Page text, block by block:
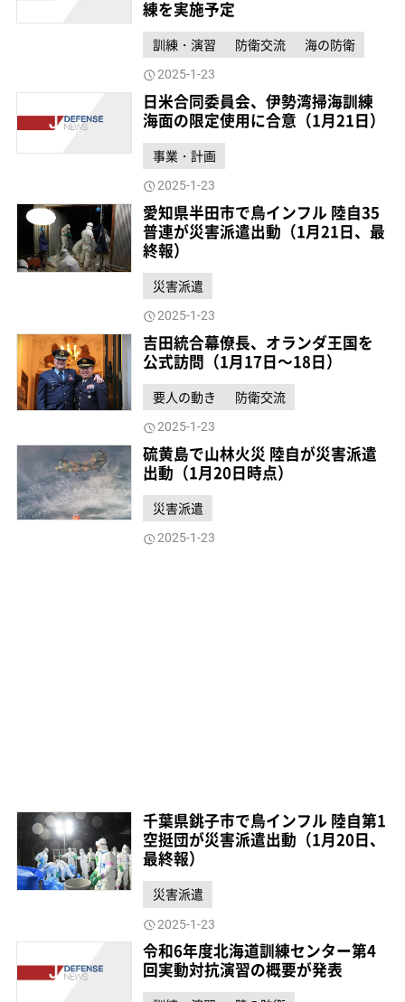
練を実施予定
訓練・演習 防衛交流 海の防衛
2025-1-23
日米合同委員会、伊勢湾掃海訓練
海面の限定使用に合意（1月21日）
事業・計画
2025-1-23
愛知県半田市で鳥インフル 陸自35
普連が災害派遣出動（1月21日、最
終報）
災害派遣
2025-1-23
吉田統合幕僚長、オランダ王国を
公式訪問（1月17日～18日）
要人の動き 防衛交流
2025-1-23
硫黄島で山林火災 陸自が災害派遣
出動（1月20日時点）
災害派遣
2025-1-23
千葉県銚子市で鳥インフル 陸自第1
空挺団が災害派遣出動（1月20日、
最終報）
災害派遣
2025-1-23
令和6年度北海道訓練センター第4
回実動対抗演習の概要が発表